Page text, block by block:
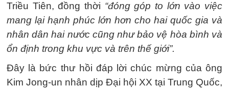
Triều Tiên, đồng thời “đóng góp to lớn vào việc
mang lại hạnh phúc lớn hơn cho hai quốc gia và
nhân dân hai nước cũng như bảo vệ hòa bình và
ổn định trong khu vực và trên thế giới”.
Đây là bức thư hồi đáp lời chúc mừng của ông
Kim Jong-un nhân dịp Đại hội XX tại Trung Quốc,